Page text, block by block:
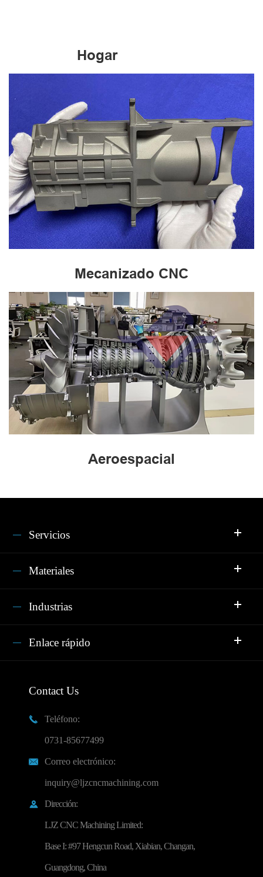
Hogar
Mecanizado CNC
Aeroespacial
Servicios
Materiales
Industrias
Enlace rápido
Contact Us

Teléfono:
0731-85677499

Correo electrónico:
inquiry@ljzcncmachining.com

Dirección:
LJZ CNC Machining Limited:
Base I: #97 Hengcun Road, Xiabian, Changan,
Guangdong, China